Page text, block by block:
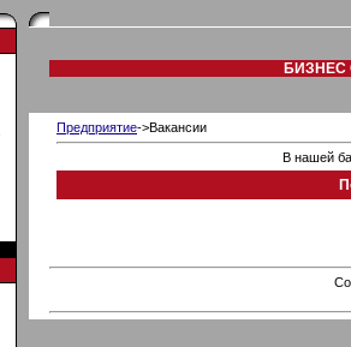
БИЗНЕС
Предприятие->Вакансии
В нашей